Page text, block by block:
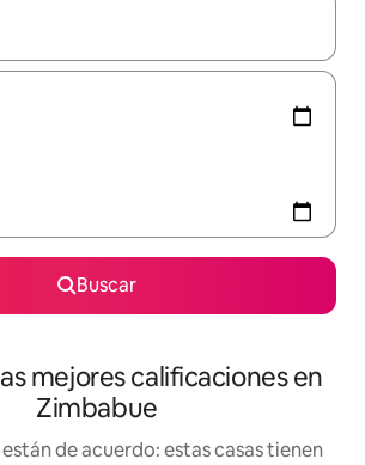
estén disponibles, navegá con las
Buscar
mejores calificaciones en
Zimbabue
de acuerdo: estas casas tienen